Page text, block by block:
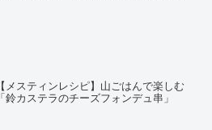
【メスティンレシピ】山ごはんで楽しむ
「鈴カステラのチーズフォンデュ串」